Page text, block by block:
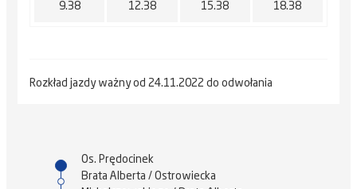
9.38 12.38 15.38 18.38
Rozkład jazdy ważny od 24.11.2022 do odwołania
Os. Prędocinek
Brata Alberta / Ostrowiecka